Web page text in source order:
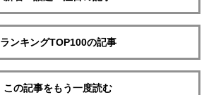
ランキングTOP100の記事
この記事をもう一度読む